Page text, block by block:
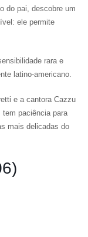
do pai, descobre um
ele permite
rara e
latino-americano.
e a cantora Cazzu
tem paciência para
mais delicadas do